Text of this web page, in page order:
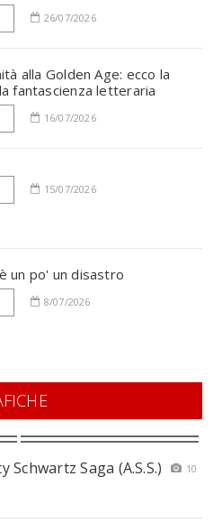
26/07/2026
alla Golden Age: ecco la
fantascienza letteraria
16/07/2026
15/07/2026
un po' un disastro
8/07/2026
Saga (A.S.S.)
10